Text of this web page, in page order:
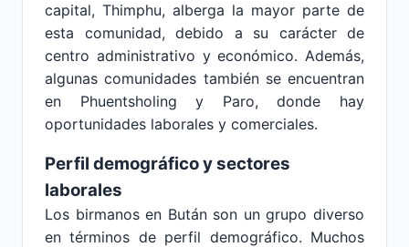
capital, Thimphu, alberga la mayor parte de
esta comunidad, debido a su carácter de
centro administrativo y económico. Además,
algunas comunidades también se encuentran
en Phuentsholing y Paro, donde hay
oportunidades laborales y comerciales.
Perfil demográfico y sectores
laborales
Los birmanos en Bután son un grupo diverso
en términos de perfil demográfico. Muchos